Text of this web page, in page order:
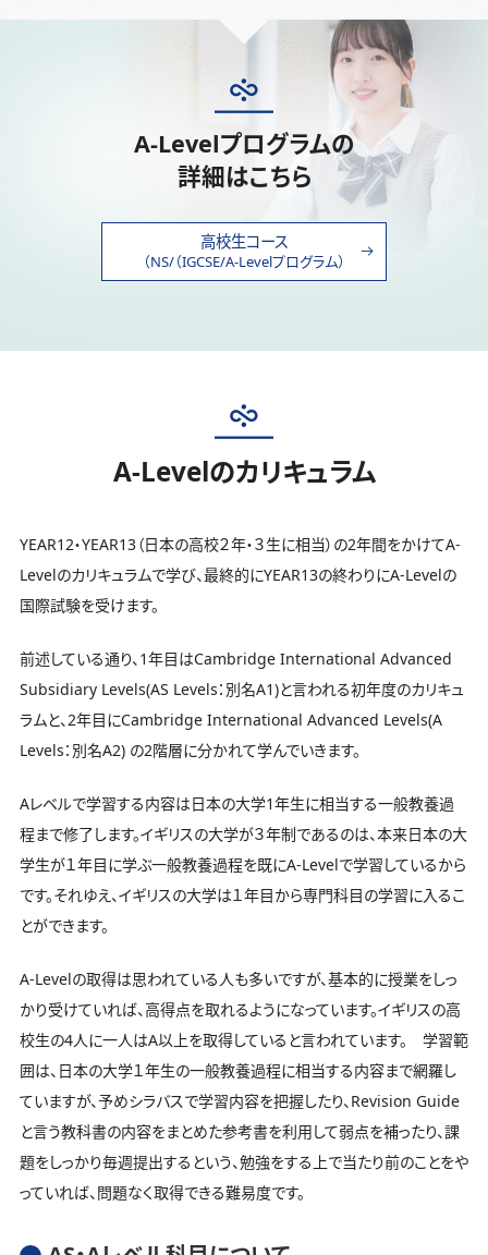
A-Levelプログラムの
詳細はこちら
高校生コース
（NS/（IGCSE/A-Levelプログラム）
A-Levelのカリキュラム
YEAR12・YEAR13（日本の高校２年・３生に相当）の2年間をかけてA-
Levelのカリキュラムで学び、最終的にYEAR13の終わりにA-Levelの
国際試験を受けます。
前述している通り、1年目はCambridge International Advanced
Subsidiary Levels(AS Levels：別名A1)と言われる初年度のカリキュ
ラムと、2年目にCambridge International Advanced Levels(A
Levels：別名A2) の2階層に分かれて学んでいきます。
Aレベルで学習する内容は日本の大学1年生に相当する一般教養過
程まで修了します。イギリスの大学が３年制であるのは、本来日本の大
学生が１年目に学ぶ一般教養過程を既にA-Levelで学習しているから
です。それゆえ、イギリスの大学は１年目から専門科目の学習に入るこ
とができます。
A-Levelの取得は思われている人も多いですが、基本的に授業をしっ
かり受けていれば、高得点を取れるようになっています。イギリスの高
校生の4人に一人はA以上を取得していると言われています。 学習範
囲は、日本の大学１年生の一般教養過程に相当する内容まで網羅し
ていますが、予めシラバスで学習内容を把握したり、Revision Guide
と言う教科書の内容をまとめた参考書を利用して弱点を補ったり、課
題をしっかり毎週提出するという、勉強をする上で当たり前のことをや
っていれば、問題なく取得できる難易度です。